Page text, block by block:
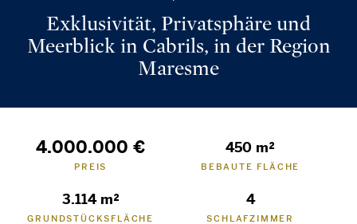
Exklusivität, Privatsphäre und
Meerblick in Cabrils, in der Region
Maresme
4.000.000 €
PREIS
450 m²
BEBAUTE FLÄCHE
3.114 m²
GRUNDSTÜCKSFLÄCHE
4
SCHLAFZIMMER